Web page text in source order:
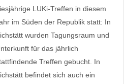
LUKi-Treffen in diesem
im Süden der Republik statt: In
wurden Tagungsraum und
für das jährlich
Treffen gebucht. In
befindet sich auch ein